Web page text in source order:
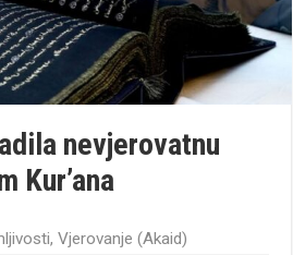
nevjerovatnu
Kur’ana
,Vjerovanje (Akaid)